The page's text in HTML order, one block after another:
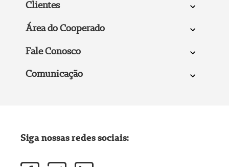
Clientes
Área do Cooperado
Fale Conosco
Comunicação
Siga nossas redes sociais: